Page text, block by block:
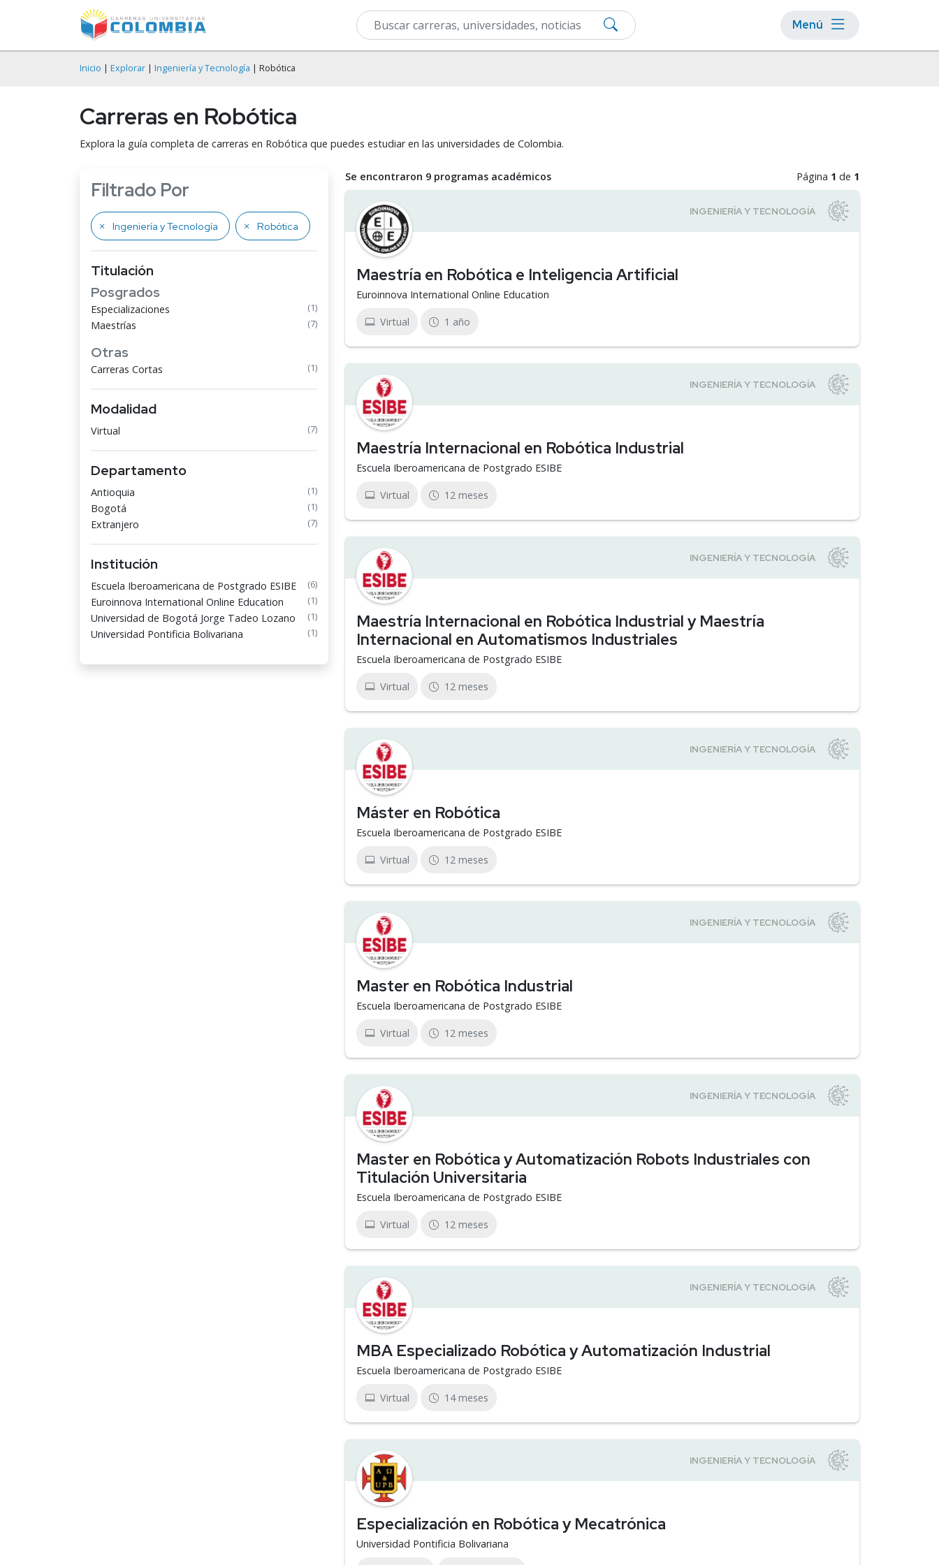
Menú
Inicio | Explorar | Ingeniería y Tecnología | Robótica
Carreras en Robótica
Explora la guía completa de carreras en Robótica que puedes estudiar en las universidades de Colombia.
Filtrado Por
Ingeniería y Tecnología Robótica
Titulación
Posgrados
Especializaciones (1)
Maestrías (7)
Otras
Carreras Cortas (1)
Modalidad
Virtual (7)
Departamento
Antioquia (1)
Bogotá (1)
Extranjero (7)
Institución
Escuela Iberoamericana de Postgrado ESIBE (6)
Euroinnova International Online Education (1)
Universidad de Bogotá Jorge Tadeo Lozano (1)
Universidad Pontificia Bolivariana (1)
Se encontraron 9 programas académicos Página 1 de 1
Maestría en Robótica e Inteligencia Artificial
Euroinnova International Online Education
Virtual 1 año
Maestría Internacional en Robótica Industrial
Escuela Iberoamericana de Postgrado ESIBE
Virtual 12 meses
Maestría Internacional en Robótica Industrial y Maestría
Internacional en Automatismos Industriales
Escuela Iberoamericana de Postgrado ESIBE
Virtual 12 meses
Máster en Robótica
Escuela Iberoamericana de Postgrado ESIBE
Virtual 12 meses
Master en Robótica Industrial
Escuela Iberoamericana de Postgrado ESIBE
Virtual 12 meses
Master en Robótica y Automatización Robots Industriales con
Titulación Universitaria
Escuela Iberoamericana de Postgrado ESIBE
Virtual 12 meses
MBA Especializado Robótica y Automatización Industrial
Escuela Iberoamericana de Postgrado ESIBE
Virtual 14 meses
Especialización en Robótica y Mecatrónica
Universidad Pontificia Bolivariana